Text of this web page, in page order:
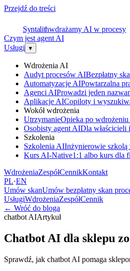
Przejdź do treści
Syntalithwdrażamy AI w procesy
Czym jest agent AI
Usługi ▾
Wdrożenia AI
Audyt procesów AIBezpłatny
Automatyzacje AIPowtarzalna
Agenci AIProwadzi jeden
Aplikacje AICopiloty i
Wokół wdrożenia
UtrzymanieOpieka po wdrożeniu
Osobisty agent AIDla właścicieli
Szkolenia
Szkolenia AIInżynierowie szkolą
Kurs AI-Native1:1 albo kurs dla
WdrożeniaZespółCennikKontakt
PL·EN
Umów skanUmów bezpłatny skan
UsługiWdrożeniaZespółCennik
← Wróć do bloga
chatbot AIArtykuł
Chatbot AI dla sklepu
Sprawdź, jak chatbot AI pomaga